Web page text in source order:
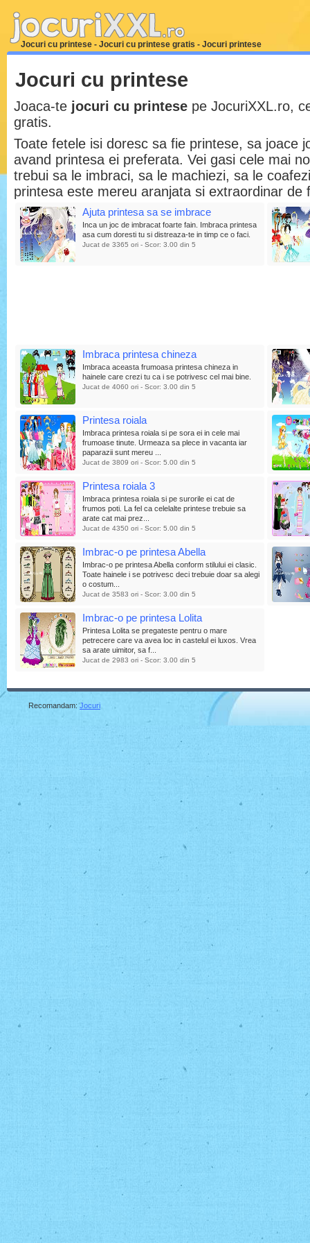
Jocuri cu printese - Jocuri cu printese gratis - Jocuri printese
Jocuri cu printese
Joaca-te jocuri cu printese pe JocuriXXL.ro,
gratis.
Toate fetele isi doresc sa fie printese, sa joace
avand printesa ei preferata. Vei gasi cele mai
trebui sa le imbraci, sa le machiezi, sa le
printesa este mereu aranjata si extraordinar de
Ajuta printesa sa se imbrace
Inca un joc de imbracat foarte fain. Imbraca printesa
asa cum doresti tu si distreaza-te in timp ce o faci.
Jucat de 3365 ori - Scor: 3.00 din 5
Imbraca printesa chineza
Imbraca aceasta frumoasa printesa chineza in
hainele care crezi tu ca i se potrivesc cel mai bine.
Jucat de 4060 ori - Scor: 3.00 din 5
Printesa roiala
Imbraca printesa roiala si pe sora ei in cele mai
frumoase tinute. Urmeaza sa plece in vacanta iar
paparazii sunt mereu ...
Jucat de 3809 ori - Scor: 5.00 din 5
Printesa roiala 3
Imbraca printesa roiala si pe surorile ei cat de
frumos poti. La fel ca celelalte printese trebuie sa
arate cat mai prez...
Jucat de 4350 ori - Scor: 5.00 din 5
Imbrac-o pe printesa Abella
Imbrac-o pe printesa Abella conform stilului ei clasic.
Toate hainele i se potrivesc deci trebuie doar sa alegi
o costum...
Jucat de 3583 ori - Scor: 3.00 din 5
Imbrac-o pe printesa Lolita
Printesa Lolita se pregateste pentru o mare
petrecere care va avea loc in castelul ei luxos. Vrea
sa arate uimitor, sa f...
Jucat de 2983 ori - Scor: 3.00 din 5
Recomandam:Jocuri